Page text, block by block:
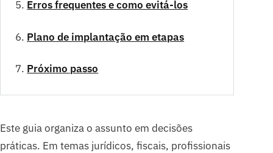
Erros frequentes e como evitá-los
Plano de implantação em etapas
Próximo passo
Este guia organiza o assunto em decisões
práticas. Em temas jurídicos, fiscais, profissionais